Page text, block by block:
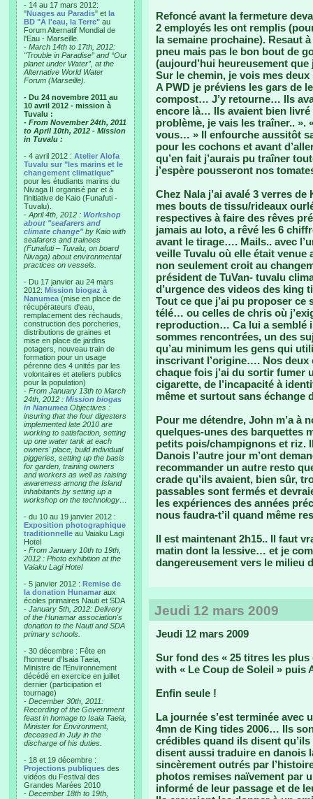
- 14 au 17 mars 2012:
"Nuages au Paradis" et la
BD "A l'eau, la Terre" au
Forum Alternatif Mondial de
l'Eau - Marseille.
- March 14th to 17th, 2012:
"Trouble in Paradise” and “Our
planet under Water”, at the
Alternative World Water
Forum (Marseille).
- Du 24 novembre 2011 au
10 avril 2012 - mission à
Tuvalu :
- From November 24th, 2011
to April 10th, 2012 - Mission
in Tuvalu :
- 4 avril 2012 : Atelier Alofa
Tuvalu sur "les marins et le
changement climatique"
pour les étudiants marins du
Nivaga II organisé par et à
l'initiative de Kaio (Funafuti -
Tuvalu).
- April 4th, 2012 : Workshop
about "seafarers and
climate change"by Kaio with
seafarers and trainees
(Funafuti – Tuvalu, on board
Nivaga) about environmental
practices on vessels.
- Du 17 janvier au 24 mars
2012: Mission biogaz à
Nanumea (mise en place de
récupérateurs d'eau,
remplacement des réchauds,
construction des porcheries,
distributions de graines et
mise en place de jardins
potagers, nouveau train de
formation pour un usage
pérenne des 4 unités par les
volontaires et ateliers publics
pour la population)
- From January 13th to March
24th, 2012 : Mission biogas
in Nanumea Objectives :
insuring that the four digesters
implemented late 2010 are
working to satisfaction, setting
up one water tank at each
owners' place, build individual
piggeries, setting up the basis
for garden, training owners
and workers as well as raising
awareness among the Island
inhabitants by setting up a
workshop on the technology…
- du 10 au 19 janvier 2012 :
Exposition photographique
traditionnelle au Vaiaku Lagi
Hotel
- From January 10th to 19th,
2012 : Photo exhibition at the
Vaiaku Lagi Hotel
- 5 janvier 2012 : Remise de
la donation Hunamar aux
écoles primaires Nauti et SDA
- January 5th, 2012: Delivery
of the Hunamar association's
donation to the Nauti and SDA
primary schools.
- 30 décembre : Fête en
l'honneur d'Isaia Taeia,
Ministre de l'Environnement
décédé en exercice en juillet
dernier (participation et
tournage)
- December 30th, 2011:
Recording of the Government
feast in homage to Isaia Taeia,
Minister for Environment,
deceased in July in the
discharge of his duties.
- 18 et 19 décembre :
Projections publiques des
vidéos du Festival des
Grandes Marées 2010
- December 18th to 19th,
Refoncé avant la fermeture
2 employés les ont remplis
la semaine prochaine). Resaut
pneu mais pas le bon bout de
(aujourd’hui heureusement
Sur le chemin, je vois mes
A PWD je préviens les gars de
compost… J’y retourne… Ils
encore là… Ils avaient bien livré
problème, je vais les traîner.. ».
vous… » Il enfourche aussitôt
pour les cochons et avant
qu’en fait j’aurais pu traîner
j’espère pousseront nos
Chez Nala j’ai avalé 3 verres
mes bouts de tissu/rideaux
respectives à faire des rêves
jamais au loto, a rêvé les 6
avant le tirage…. Mails.. avec
veille Tuvalu où elle était venue
non seulement croit au
président de TuVan- tuvalu
d’urgence des videos des king
Tout ce que j’ai pu proposer
télé… ou celles de chris où
reproduction… Ca lui a semblé
sommes rencontrées, un des
qu’au minimum les gens qui
inscrivant l’origine…. Nos deux
chaque fois j’ai du sortir fumer
cigarette, de l’incapacité à
même et surtout sans échange
Pour me détendre, John m’a à
quelques-unes des barquettes
petits pois/champignons et riz.
Danois l’autre jour m’ont
recommander un autre resto
crade qu’ils avaient, bien sûr,
passables sont fermés et
les expériences des années
nous faudra-t’il quand même
Il est maintenant 2h15.. Il faut
matin dont la lessive… et je
dangereusement vers le milieu
Jeudi 12 mars 2009
Jeudi 12 mars 2009
Sur fond des « 25 titres les
with « Le Coup de Soleil » puis
Enfin seule !
La journée s’est terminée avec
4mn de King tides 2006… Ils
crédibles quand ils disent
disent aussi traduire en danois
sincèrement outrés par
photos remises naïvement par
informé de leur passage et de